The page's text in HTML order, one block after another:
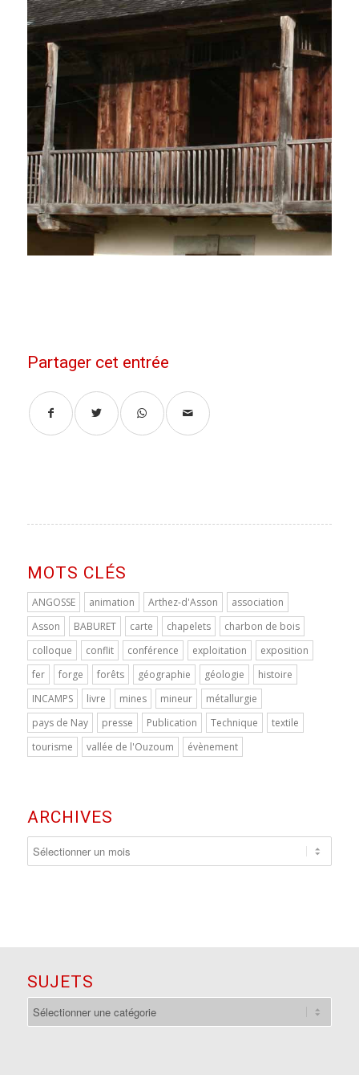
Partager cet entrée
MOTS CLÉS
ANGOSSE animation Arthez-d'Asson
association
Asson
BABURET carte chapelets
charbon de bois
colloque
conflit conférence exploitation
exposition
fer
forge forêts géographie géologie
histoire
INCAMPS
livre mines mineur
métallurgie
pays de Nay
presse Publication Technique
textile
tourisme
vallée de l'Ouzoum évènement
ARCHIVES
SUJETS